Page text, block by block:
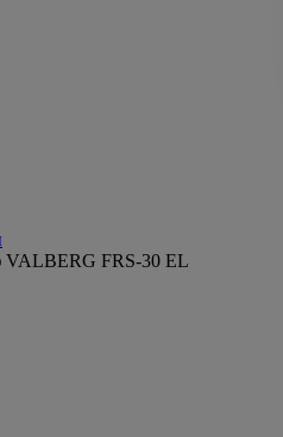
VALBERG FRS-30 EL